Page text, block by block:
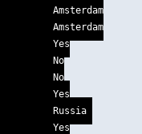
Amsterdam
Amsterdam
Yes
No
No
Yes
Russia
Yes